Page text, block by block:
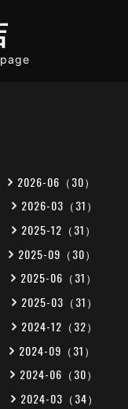
2026-06（30）
2026-03（31）
2025-12（31）
2025-09（30）
2025-06（31）
2025-03（31）
2024-12（32）
2024-09（31）
2024-06（30）
2024-03（34）